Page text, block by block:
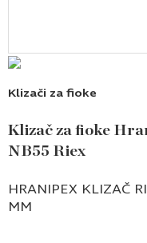
Klizači za fioke
Klizač za fioke
NB55 Riex
HRANIPEX KLIZAČ
MM